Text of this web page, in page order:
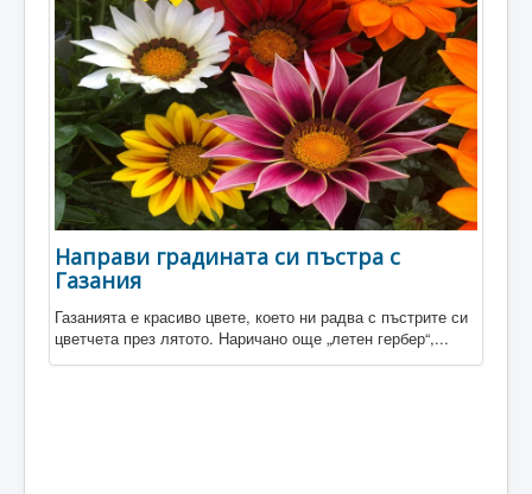
Направи градината си пъстра с
Газания
Газанията е красиво цвете, което ни радва с пъстрите си
цветчета през лятото. Наричано още „летен гербер“,...